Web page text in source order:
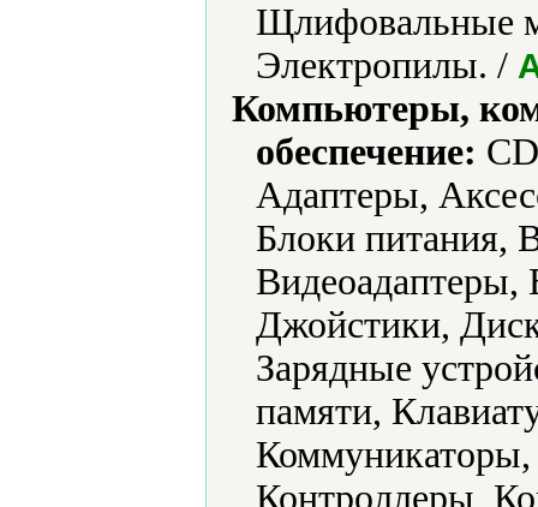
Щлифовальные
Электропилы. /
Компьютеры,
обеспечение:
Адаптеры,
Блоки питания,
Видеоадаптеры,
Джойстики,
Зарядные
памяти,
Контроллеры,